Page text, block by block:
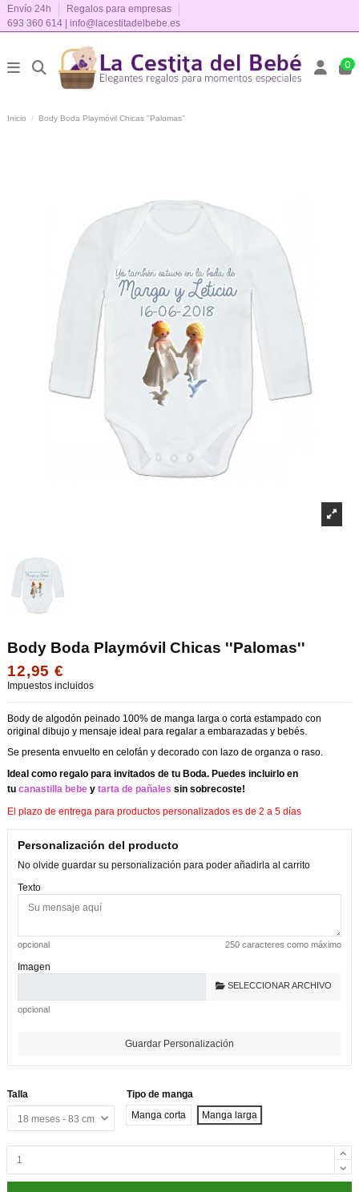
Envío 24h
Regalos para empresas
693 360 614 | info@lacestitadelbebe.es
0
Inicio Body Boda Playmóvil Chicas ''Palomas''
Body Boda Playmóvil Chicas ''Palomas''
12,95 €
Impuestos incluidos
Body de algodón peinado 100% de manga larga o corta estampado con
original dibujo y mensaje ideal para regalar a embarazadas y bebés.
Se presenta envuelto en celofán y decorado con lazo de organza o raso.
Ideal como regalo para invitados de tu Boda. Puedes incluirlo en
tu canastilla bebe y tarta de pañales sin sobrecoste!
El plazo de entrega para productos personalizados es de 2 a 5 días
Personalización del producto
No olvide guardar su personalización para poder añadirla al carrito
Texto
opcional 250 caracteres como máximo
Imagen
SELECCIONAR ARCHIVO
opcional
Guardar Personalización
Talla
Tipo de manga
Manga corta
Manga larga